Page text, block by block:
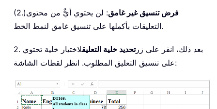
(2.) فرض تنسيق غير غامق: لن يحتوي أيٌّ من محتوى
التعليقات بأكملها على تنسيق غامق لنمط الخط.
2. بعد ذلك، انقر على زرتحديد خلية التعليقلاختيار خلية تحتوي
على تنسيق التعليق المطلوب. انظر لقطات الشاشة: